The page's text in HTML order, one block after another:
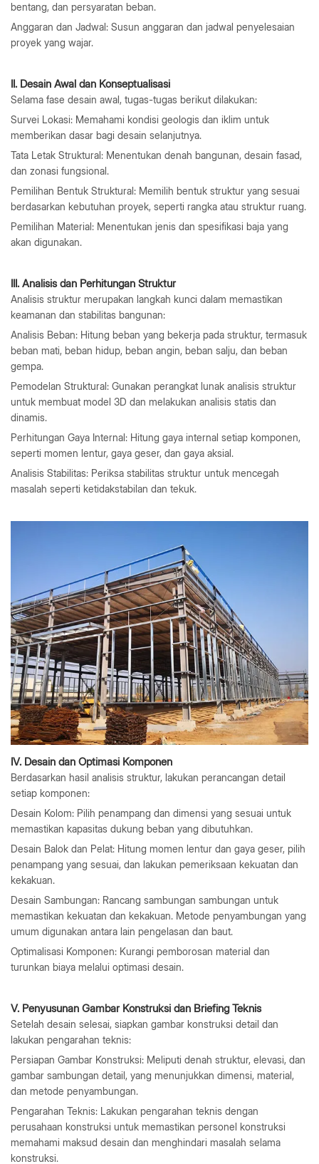
bentang, dan persyaratan beban.
Anggaran dan Jadwal: Susun anggaran dan jadwal penyelesaian
proyek yang wajar.
II. Desain Awal dan Konseptualisasi
Selama fase desain awal, tugas-tugas berikut dilakukan:
Survei Lokasi: Memahami kondisi geologis dan iklim untuk
memberikan dasar bagi desain selanjutnya.
Tata Letak Struktural: Menentukan denah bangunan, desain fasad,
dan zonasi fungsional.
Pemilihan Bentuk Struktural: Memilih bentuk struktur yang sesuai
berdasarkan kebutuhan proyek, seperti rangka atau struktur ruang.
Pemilihan Material: Menentukan jenis dan spesifikasi baja yang
akan digunakan.
III. Analisis dan Perhitungan Struktur
Analisis struktur merupakan langkah kunci dalam memastikan
keamanan dan stabilitas bangunan:
Analisis Beban: Hitung beban yang bekerja pada struktur, termasuk
beban mati, beban hidup, beban angin, beban salju, dan beban
gempa.
Pemodelan Struktural: Gunakan perangkat lunak analisis struktur
untuk membuat model 3D dan melakukan analisis statis dan
dinamis.
Perhitungan Gaya Internal: Hitung gaya internal setiap komponen,
seperti momen lentur, gaya geser, dan gaya aksial.
Analisis Stabilitas: Periksa stabilitas struktur untuk mencegah
masalah seperti ketidakstabilan dan tekuk.
IV. Desain dan Optimasi Komponen
Berdasarkan hasil analisis struktur, lakukan perancangan detail
setiap komponen:
Desain Kolom: Pilih penampang dan dimensi yang sesuai untuk
memastikan kapasitas dukung beban yang dibutuhkan.
Desain Balok dan Pelat: Hitung momen lentur dan gaya geser, pilih
penampang yang sesuai, dan lakukan pemeriksaan kekuatan dan
kekakuan.
Desain Sambungan: Rancang sambungan sambungan untuk
memastikan kekuatan dan kekakuan. Metode penyambungan yang
umum digunakan antara lain pengelasan dan baut.
Optimalisasi Komponen: Kurangi pemborosan material dan
turunkan biaya melalui optimasi desain.
V. Penyusunan Gambar Konstruksi dan Briefing Teknis
Setelah desain selesai, siapkan gambar konstruksi detail dan
lakukan pengarahan teknis:
Persiapan Gambar Konstruksi: Meliputi denah struktur, elevasi, dan
gambar sambungan detail, yang menunjukkan dimensi, material,
dan metode penyambungan.
Pengarahan Teknis: Lakukan pengarahan teknis dengan
perusahaan konstruksi untuk memastikan personel konstruksi
memahami maksud desain dan menghindari masalah selama
konstruksi.